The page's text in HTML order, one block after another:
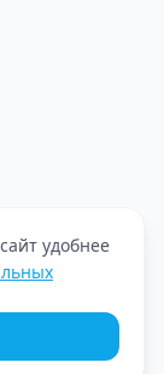
удобнее